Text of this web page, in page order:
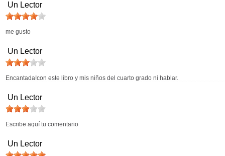
Un Lector
me gusto
Un Lector
Encantada!con este libro y mis niños del cuarto grado ni hablar.
Un Lector
Escribe aquí tu comentario
Un Lector